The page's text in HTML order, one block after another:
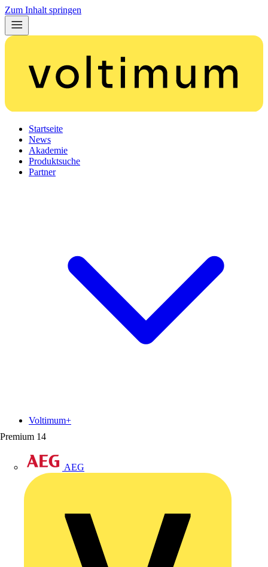
Zum Inhalt springen
Startseite
News
Akademie
Produktsuche
Partner
Premium 14
AEG
Voltimum+